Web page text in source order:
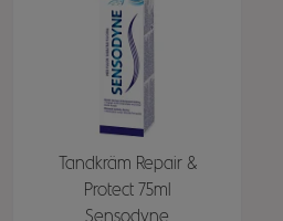
Tandkräm Repair &
Protect 75ml
Sensodyne